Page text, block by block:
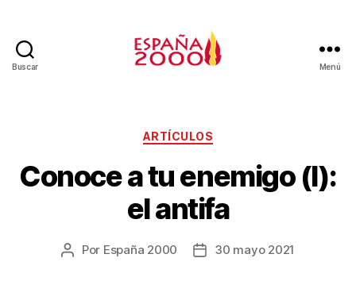
Buscar Menú
ARTÍCULOS
Conoce a tu enemigo (I):
el antifa
Por España 2000 30 mayo 2021